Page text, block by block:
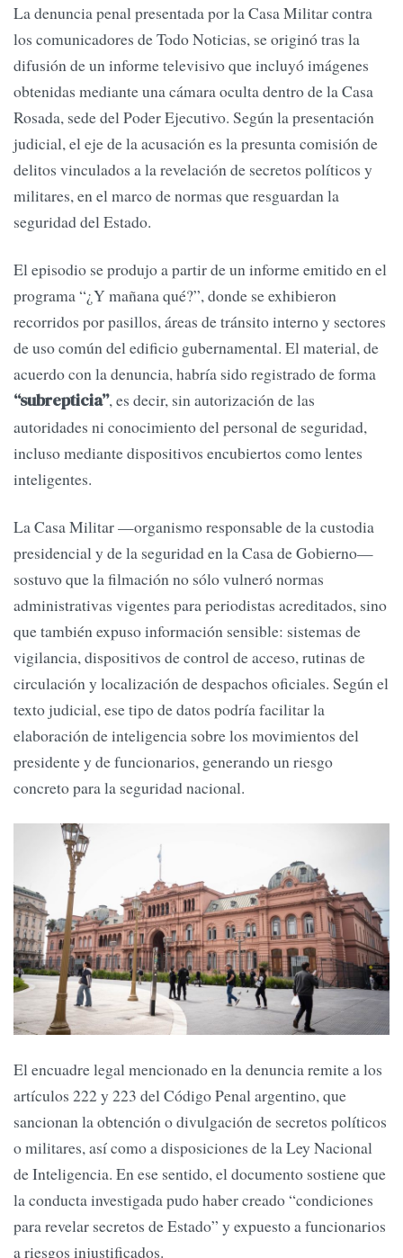
La denuncia penal presentada por la Casa Militar contra
los comunicadores de Todo Noticias, se originó tras la
difusión de un informe televisivo que incluyó imágenes
obtenidas mediante una cámara oculta dentro de la Casa
Rosada, sede del Poder Ejecutivo. Según la presentación
judicial, el eje de la acusación es la presunta comisión de
delitos vinculados a la revelación de secretos políticos y
militares, en el marco de normas que resguardan la
seguridad del Estado.
El episodio se produjo a partir de un informe emitido en el
programa “¿Y mañana qué?”, donde se exhibieron
recorridos por pasillos, áreas de tránsito interno y sectores
de uso común del edificio gubernamental. El material, de
acuerdo con la denuncia, habría sido registrado de forma
“subrepticia”, es decir, sin autorización de las
autoridades ni conocimiento del personal de seguridad,
incluso mediante dispositivos encubiertos como lentes
inteligentes.
La Casa Militar —organismo responsable de la custodia
presidencial y de la seguridad en la Casa de Gobierno—
sostuvo que la filmación no sólo vulneró normas
administrativas vigentes para periodistas acreditados, sino
que también expuso información sensible: sistemas de
vigilancia, dispositivos de control de acceso, rutinas de
circulación y localización de despachos oficiales. Según el
texto judicial, ese tipo de datos podría facilitar la
elaboración de inteligencia sobre los movimientos del
presidente y de funcionarios, generando un riesgo
concreto para la seguridad nacional.
El encuadre legal mencionado en la denuncia remite a los
artículos 222 y 223 del Código Penal argentino, que
sancionan la obtención o divulgación de secretos políticos
o militares, así como a disposiciones de la Ley Nacional
de Inteligencia. En ese sentido, el documento sostiene que
la conducta investigada pudo haber creado “condiciones
para revelar secretos de Estado” y expuesto a funcionarios
a riesgos injustificados.